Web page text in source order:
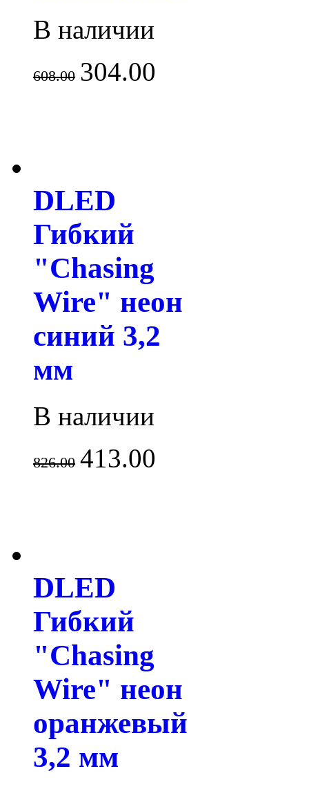
В наличии
608.00 304.00
DLED
Гибкий
"Chasing
Wire" неон
синий 3,2
мм
В наличии
826.00 413.00
DLED
Гибкий
"Chasing
Wire" неон
оранжевый
3,2 мм